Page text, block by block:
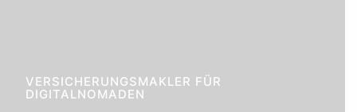
VERSICHERUNGSMAKLER FÜR
DIGITALNOMADEN